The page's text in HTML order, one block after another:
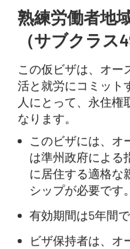
熟練労働者地
（サブクラス
この仮ビザは、オー
活と就労にコミット
人にとって、永住権
なります。
このビザには、オ
は準州政府による
に居住する適格な
シップが必要です。
有効期間は5年間で
ビザ保持者は、オ